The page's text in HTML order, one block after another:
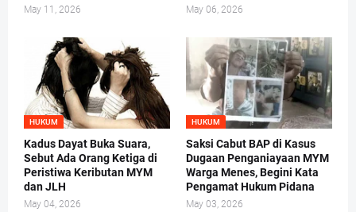
May 11, 2026 May 06, 2026
HUKUM
Kadus Dayat Buka Suara,
Sebut Ada Orang Ketiga di
Peristiwa Keributan MYM
dan JLH
May 04, 2026
HUKUM
Saksi Cabut BAP di Kasus
Dugaan Penganiayaan MYM
Warga Menes, Begini Kata
Pengamat Hukum Pidana
May 03, 2026